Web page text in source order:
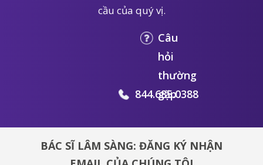
cầu của quý vị.
844.685.0388
Câu
hỏi
thường
gặp
BÁC SĨ LÂM SÀNG: ĐĂNG KÝ NHẬN